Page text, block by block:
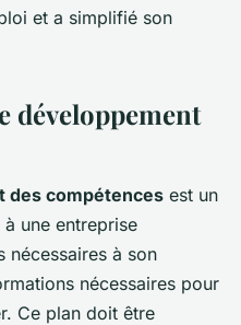
et a simplifié son
développement
des compétences est un
une entreprise
nécessaires à son
nécessaires pour
Ce plan doit être